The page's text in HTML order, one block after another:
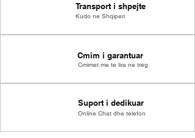
Transport i shpejte
Kudo ne Shqiperi
Cmim i garantuar
Cmimet me te lira ne treg
Suport i dedikuar
Online Chat dhe telefon